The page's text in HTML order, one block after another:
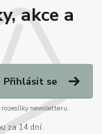
akce a
Přihlásit se
newsletteru.
za 14 dní.